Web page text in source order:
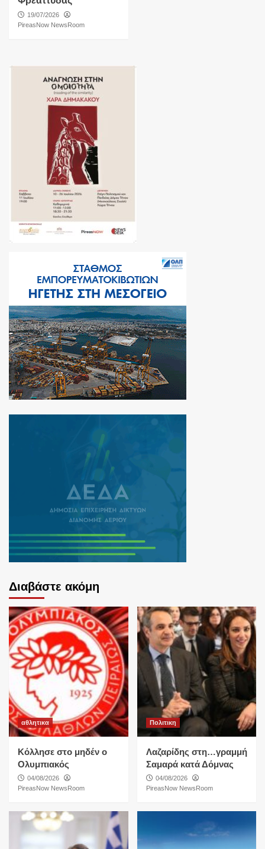
19/07/2026
PireasNow NewsRoom
Διαβάστε ακόμη
αθλητικα
Κόλλησε στο μηδέν ο
Ολυμπιακός
04/08/2026
PireasNow NewsRoom
Πολιτικη
Λαζαρίδης στη…γραμμή
Σαμαρά κατά Δόμνας
04/08/2026
PireasNow NewsRoom